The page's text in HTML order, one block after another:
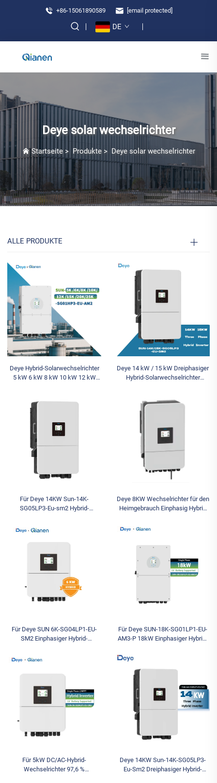
+86-15061890589 [email protected]
DE
Deye solar wechselrichter
Startseite> Produkte> Deye solar wechselrichter
ALLE PRODUKTE
Deye Hybrid-Solarwechselrichter
5 kW 6 kW 8 kW 10 kW 12 kW
SGO1HP3-EU-AM2 Dreiphasig
Deye 14 kW / 15 kW Dreiphasiger
Hybrid-Solarwechselrichter
Für Deye 14KW Sun-14K-
SG05LP3-Eu-sm2 Hybrid-
Niederspannungs-
IP65-Schutz AC-Verkauf
Deye 8KW Wechselrichter für den
Heimgebrauch Einphasig Hybrid
Niederspannungs-Batteriesystem
Für Deye SUN 6K-SG04LP1-EU-
SM2 Einphasiger Hybrid-
Unterstützung für
Einsatz im Wohnbereich
Lagerware
Für Deye SUN-18K-SG01LP1-EU-
AM3-P 18kW Einphasiger Hybrid-
Niederspannung Große Häuser
Notstromversorgungssysteme
Für 5kW DC/AC-Hybrid-
Wechselrichter 97,6 %
Deye 14KW Sun-14K-SG05LP3-
Eu-Sm2 Dreiphasiger Hybrid-